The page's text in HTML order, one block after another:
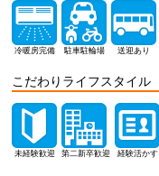
冷暖房完備 駐車駐輪場 送迎あり
こだわりライフスタイル
未経験歓迎 第二新卒歓迎 経験活かす